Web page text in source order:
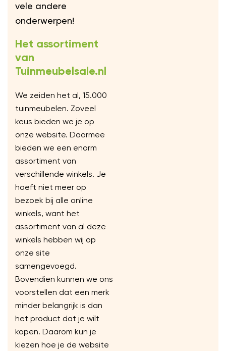
vele andere
onderwerpen!
Het assortiment
van
Tuinmeubelsale.nl
We zeiden het al, 15.000
tuinmeubelen. Zoveel
keus bieden we je op
onze website. Daarmee
bieden we een enorm
assortiment van
verschillende winkels. Je
hoeft niet meer op
bezoek bij alle online
winkels, want het
assortiment van al deze
winkels hebben wij op
onze site
samengevoegd.
Bovendien kunnen we ons
voorstellen dat een merk
minder belangrijk is dan
het product dat je wilt
kopen. Daarom kun je
kiezen hoe je de website